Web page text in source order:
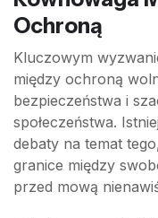
Ochroną
Kluczowym
między ochroną
bezpieczeństwa i
społeczeństwa.
debaty na temat
granice między
przed mową